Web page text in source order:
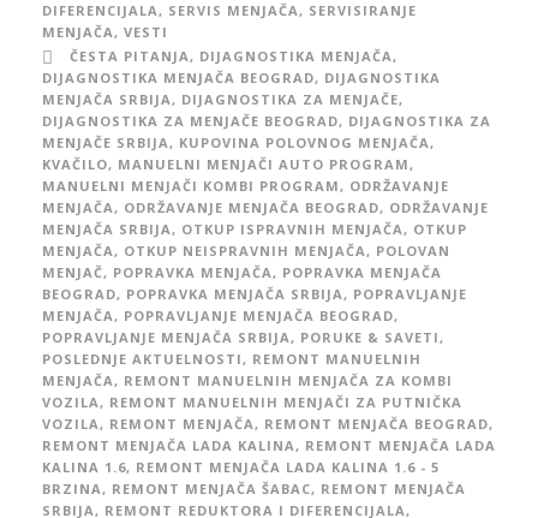
DIFERENCIJALA, SERVIS MENJAČA, SERVISIRANJE
MENJAČA, VESTI
ČESTA PITANJA, DIJAGNOSTIKA MENJAČA,
DIJAGNOSTIKA MENJAČA BEOGRAD, DIJAGNOSTIKA
MENJAČA SRBIJA, DIJAGNOSTIKA ZA MENJAČE,
DIJAGNOSTIKA ZA MENJAČE BEOGRAD, DIJAGNOSTIKA ZA
MENJAČE SRBIJA, KUPOVINA POLOVNOG MENJAČA,
KVAČILO, MANUELNI MENJAČI AUTO PROGRAM,
MANUELNI MENJAČI KOMBI PROGRAM, ODRŽAVANJE
MENJAČA, ODRŽAVANJE MENJAČA BEOGRAD, ODRŽAVANJE
MENJAČA SRBIJA, OTKUP ISPRAVNIH MENJAČA, OTKUP
MENJAČA, OTKUP NEISPRAVNIH MENJAČA, POLOVAN
MENJAČ, POPRAVKA MENJAČA, POPRAVKA MENJAČA
BEOGRAD, POPRAVKA MENJAČA SRBIJA, POPRAVLJANJE
MENJAČA, POPRAVLJANJE MENJAČA BEOGRAD,
POPRAVLJANJE MENJAČA SRBIJA, PORUKE & SAVETI,
POSLEDNJE AKTUELNOSTI, REMONT MANUELNIH
MENJAČA, REMONT MANUELNIH MENJAČA ZA KOMBI
VOZILA, REMONT MANUELNIH MENJAČI ZA PUTNIČKA
VOZILA, REMONT MENJAČA, REMONT MENJAČA BEOGRAD,
REMONT MENJAČA LADA KALINA, REMONT MENJAČA LADA
KALINA 1.6, REMONT MENJAČA LADA KALINA 1.6 - 5
BRZINA, REMONT MENJAČA ŠABAC, REMONT MENJAČA
SRBIJA, REMONT REDUKTORA I DIFERENCIJALA,